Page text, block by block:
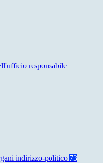
responsabile
indirizzo-politico 73